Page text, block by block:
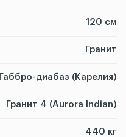
120 см
Гранит
Габбро-диабаз (Карелия)
Гранит 4 (Aurora Indian)
440 кг